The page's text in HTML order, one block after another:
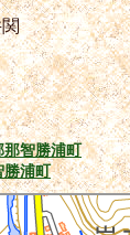
那智勝浦町
勝浦町